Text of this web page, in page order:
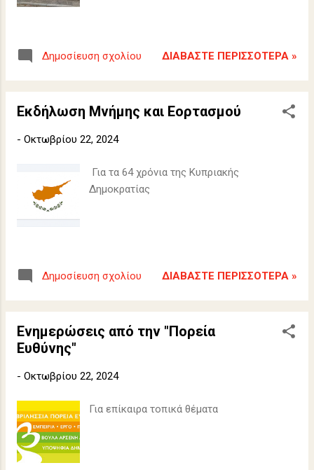
Δημοσίευση σχολίου ΔΙΑΒΆΣΤΕ ΠΕΡΙΣΣΌΤΕΡΑ »
Εκδήλωση Μνήμης και Εορτασμού
- Οκτωβρίου 22, 2024
Για τα 64 χρόνια της Κυπριακής
Δημοκρατίας
Δημοσίευση σχολίου ΔΙΑΒΆΣΤΕ ΠΕΡΙΣΣΌΤΕΡΑ »
Ενημερώσεις από την "Πορεία
Ευθύνης"
- Οκτωβρίου 22, 2024
Για επίκαιρα τοπικά θέματα